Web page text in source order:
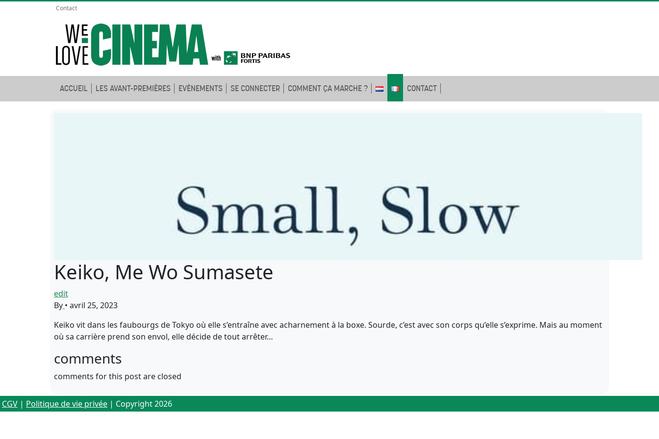
Contact
ACCUEIL LES AVANT-PREMIÈRES EVÈNEMENTS SE CONNECTER COMMENT ÇA MARCHE ? CONTACT
Keiko, Me Wo Sumasete
edit
By • avril 25, 2023
Keiko vit dans les faubourgs de Tokyo où elle s’entraîne avec acharnement à la boxe. Sourde, c’est avec son corps qu’elle s’exprime. Mais au moment
où sa carrière prend son envol, elle décide de tout arrêter…
comments
comments for this post are closed
CGV | Politique de vie privée | Copyright 2026